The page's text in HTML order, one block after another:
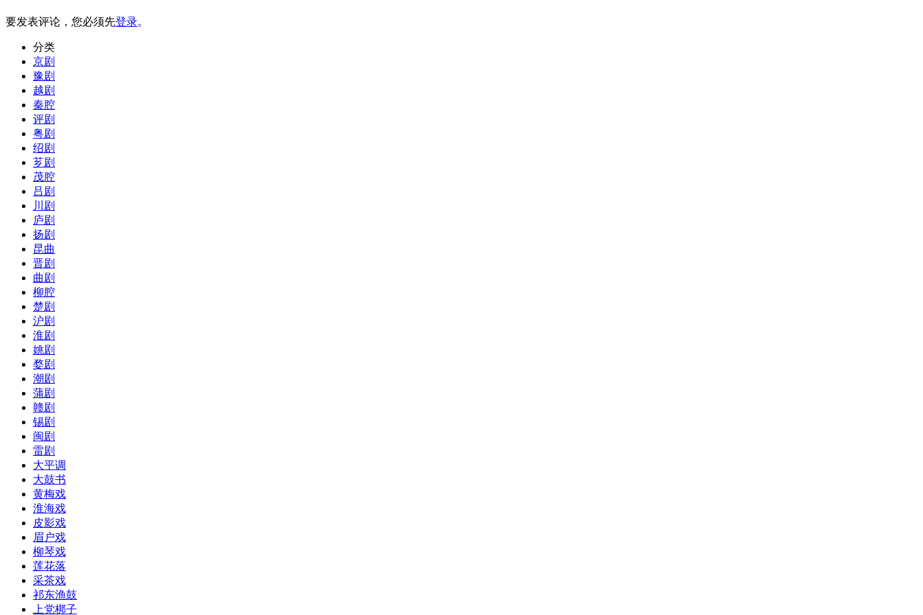
要发表评论，您必须先登录。
分类
京剧
豫剧
越剧
秦腔
评剧
粤剧
绍剧
芗剧
茂腔
吕剧
川剧
庐剧
扬剧
昆曲
晋剧
曲剧
柳腔
楚剧
沪剧
淮剧
姚剧
婺剧
潮剧
蒲剧
赣剧
锡剧
闽剧
雷剧
大平调
大鼓书
黄梅戏
淮海戏
皮影戏
眉户戏
柳琴戏
莲花落
采茶戏
祁东渔鼓
上党梆子